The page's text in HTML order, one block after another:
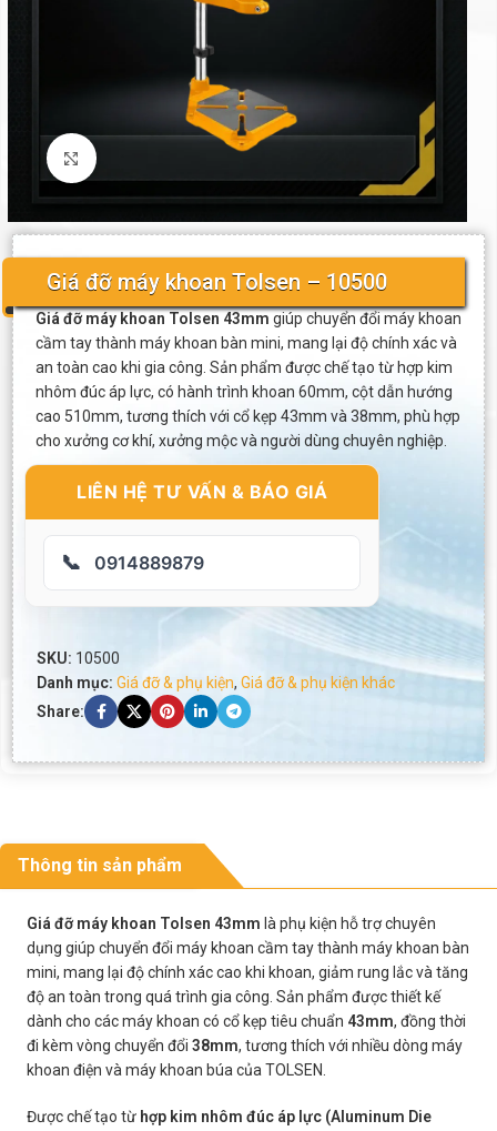
Click to enlarge
Giá đỡ máy khoan Tolsen – 10500
Giá đỡ máy khoan Tolsen 43mm giúp chuyển đổi máy khoan
cầm tay thành máy khoan bàn mini, mang lại độ chính xác và
an toàn cao khi gia công. Sản phẩm được chế tạo từ hợp kim
nhôm đúc áp lực, có hành trình khoan 60mm, cột dẫn hướng
cao 510mm, tương thích với cổ kẹp 43mm và 38mm, phù hợp
cho xưởng cơ khí, xưởng mộc và người dùng chuyên nghiệp.
LIÊN HỆ TƯ VẤN & BÁO GIÁ
📞 0914889879
SKU: 10500
Danh mục: Giá đỡ & phụ kiện, Giá đỡ & phụ kiện khác
Share:
Thông tin sản phẩm
Giá đỡ máy khoan Tolsen 43mm là phụ kiện hỗ trợ chuyên
dụng giúp chuyển đổi máy khoan cầm tay thành máy khoan bàn
mini, mang lại độ chính xác cao khi khoan, giảm rung lắc và tăng
độ an toàn trong quá trình gia công. Sản phẩm được thiết kế
dành cho các máy khoan có cổ kẹp tiêu chuẩn 43mm, đồng thời
đi kèm vòng chuyển đổi 38mm, tương thích với nhiều dòng máy
khoan điện và máy khoan búa của TOLSEN.
Được chế tạo từ hợp kim nhôm đúc áp lực (Aluminum Die